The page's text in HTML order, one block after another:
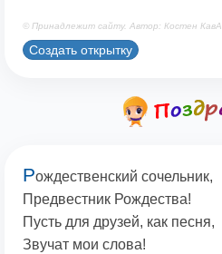
© Принадлежит сайту. Автор: Костен КавА
Создать открытку
Рождественский сочельник,
Предвестник Рождества!
Пусть для друзей, как песня,
Звучат мои слова!